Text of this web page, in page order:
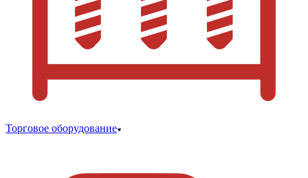
Торговое оборудование